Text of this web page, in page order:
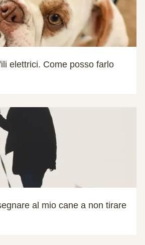
elettrici. Come posso farlo
al mio cane a non tirare